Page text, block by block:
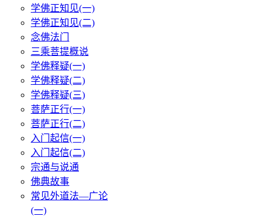
学佛正知见(一)
学佛正知见(二)
念佛法门
三乘菩提概说
学佛释疑(一)
学佛释疑(二)
学佛释疑(三)
菩萨正行(一)
菩萨正行(二)
入门起信(一)
入门起信(二)
宗通与说通
佛典故事
常见外道法—广论
(一)